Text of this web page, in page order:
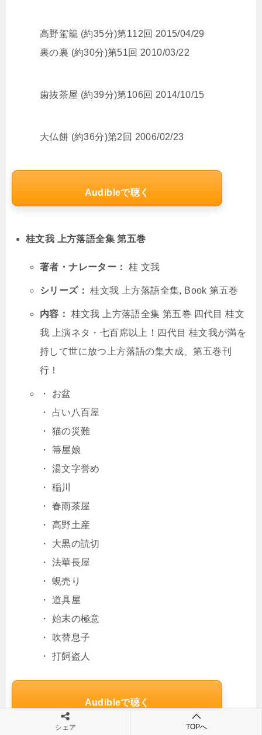
高野駕籠 (約35分)第112回 2015/04/29
裏の裏 (約30分)第51回 2010/03/22
歯抜茶屋 (約39分)第106回 2014/10/15
大仏餅 (約36分)第2回 2006/02/23
Audibleで聴く
桂文我 上方落語全集 第五巻
著者・ナレーター： 桂 文我
シリーズ： 桂文我 上方落語全集, Book 第五巻
内容：
桂文我 上方落語全集 第五巻 四代目 桂文
我 上演ネタ・七百席以上！四代目 桂文我が満を
持して世に放つ上方落語の集大成、第五巻刊
行！
・ お盆
・ 占い八百屋
・ 猫の災難
・ 箒屋娘
・ 湯文字誉め
・ 稲川
・ 春雨茶屋
・ 高野土産
・ 大黒の読切
・ 法華長屋
・ 蜆売り
・ 道具屋
・ 始末の極意
・ 吹替息子
・ 打飼盗人
Audibleで聴く
シェア TOPへ